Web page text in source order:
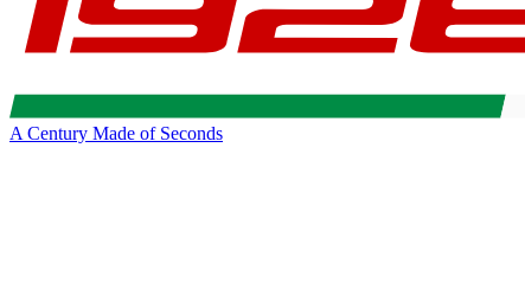
A Century Made of Seconds